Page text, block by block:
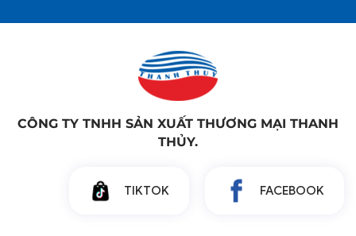
CÔNG TY TNHH SẢN XUẤT THƯƠNG MẠI THANH
THỦY.
TIKTOK FACEBOOK